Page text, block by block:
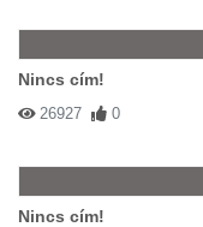
Nincs cím!
26927 0
Nincs cím!